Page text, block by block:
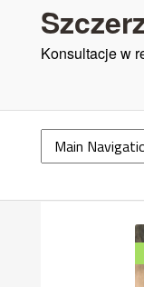
Konsultacje w